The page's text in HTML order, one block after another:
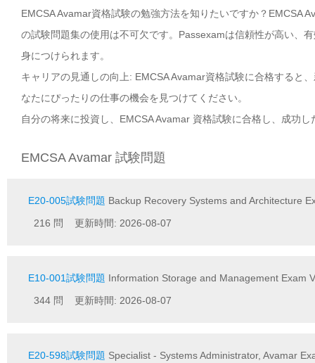
EMCSA Avamar資格試験の勉強方法を知りたいですか？EMCSA
の試験問題集の使用は不可欠です。Passexamは信頼性が高い、
身につけられます。
キャリアの見通しの向上: EMCSA Avamar資格試験に合格すると
なたにぴったりの仕事の機会を見つけてください。
自分の将来に投資し、EMCSA Avamar 資格試験に合格し、成功
EMCSA Avamar 試験問題
E20-005試験問題 Backup Recovery Systems and Architecture
216 問 更新時間: 2026-08-07
E10-001試験問題 Information Storage and Management Exam
344 問 更新時間: 2026-08-07
E20-598試験問題 Specialist - Systems Administrator, Avamar